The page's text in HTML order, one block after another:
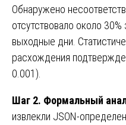
Обнаружено
отсутствовало около
выходные дни.
расхождения
0.001).
Шаг 2. Формальный
извлекли JSON-